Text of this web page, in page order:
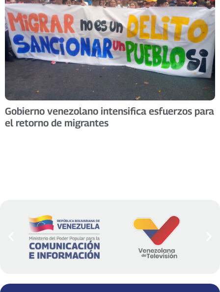
Gobierno venezolano intensifica esfuerzos para
el retorno de migrantes